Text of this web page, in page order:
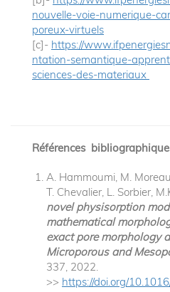
nouvelle-voie-numerique-
poreux-virtuels
[c]- https://
ntation-semantique-
sciences-des-materiaux
Références
A. Hammoumi, M.
T. Chevalier, L. Sorbier,
novel physisorption
mathematical
exact pore morphology
Microporous and
337, 2022.
>> https://doi.org/